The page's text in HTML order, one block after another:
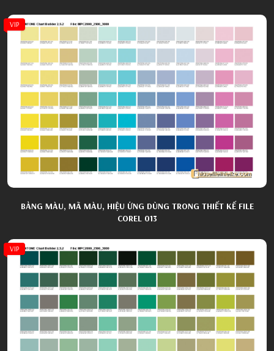
VIP
BẢNG MÀU, MÃ MÀU, HIỆU ỨNG DÙNG TRONG THIẾT KẾ FILE
COREL 013
VIP